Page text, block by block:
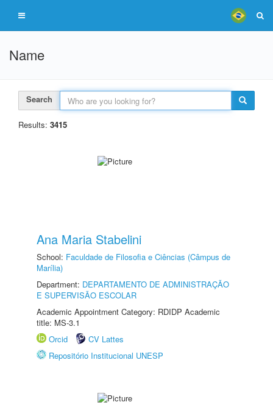
Name
Search
Results: 3415
Ana Maria Stabelini
School: Faculdade de Filosofia e Ciências (Câmpus de
Marília)
Department: DEPARTAMENTO DE ADMINISTRAÇÃO
E SUPERVISÃO ESCOLAR
Academic Appointment Category: RDIDP Academic
title: MS-3.1
Orcid
CV Lattes
Repositório Institucional UNESP